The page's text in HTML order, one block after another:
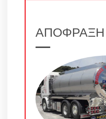
ΑΠΟΦΡΑΞΗ